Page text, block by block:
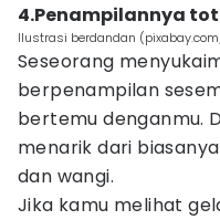
4.Penampilannya
Ilustrasi berdandan
Seseorang
berpenampilan
bertemu denganmu.
menarik dari
dan wangi.
Jika kamu melihat